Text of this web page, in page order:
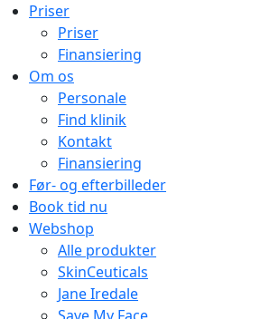
Priser
Priser
Finansiering
Om os
Personale
Find klinik
Kontakt
Finansiering
Før- og efterbilleder
Book tid nu
Webshop
Alle produkter
SkinCeuticals
Jane Iredale